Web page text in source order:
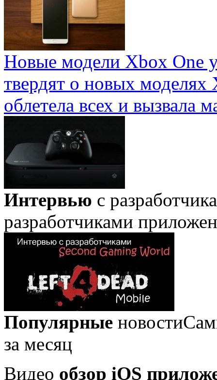
Новые модели Xbox One
твердят о новых
облетела всех и вызвала
Интервью с
разработчиками
Популярные новости
за месяц
Видео обзор iOS